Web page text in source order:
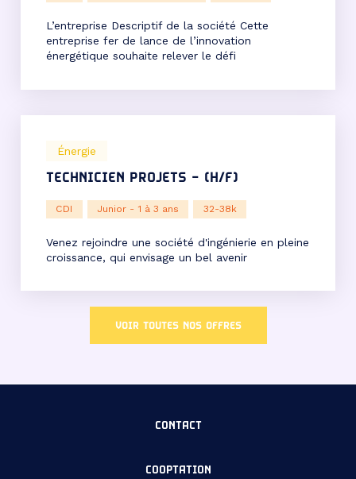
L’entreprise Descriptif de la société Cette
entreprise fer de lance de l’innovation
énergétique souhaite relever le défi
10% des émissions mondiales de CO2. Nous
performances environnementales pour rejoindre
cette entreprise spécialisée dans la […]
Énergie
TECHNICIEN PROJETS – (H/F)
CDI Junior - 1 à 3 ans 32-38k
Venez rejoindre une société d'ingénierie en pleine
croissance, qui envisage un bel avenir
VOIR TOUTES NOS OFFRES
CONTACT
COOPTATION